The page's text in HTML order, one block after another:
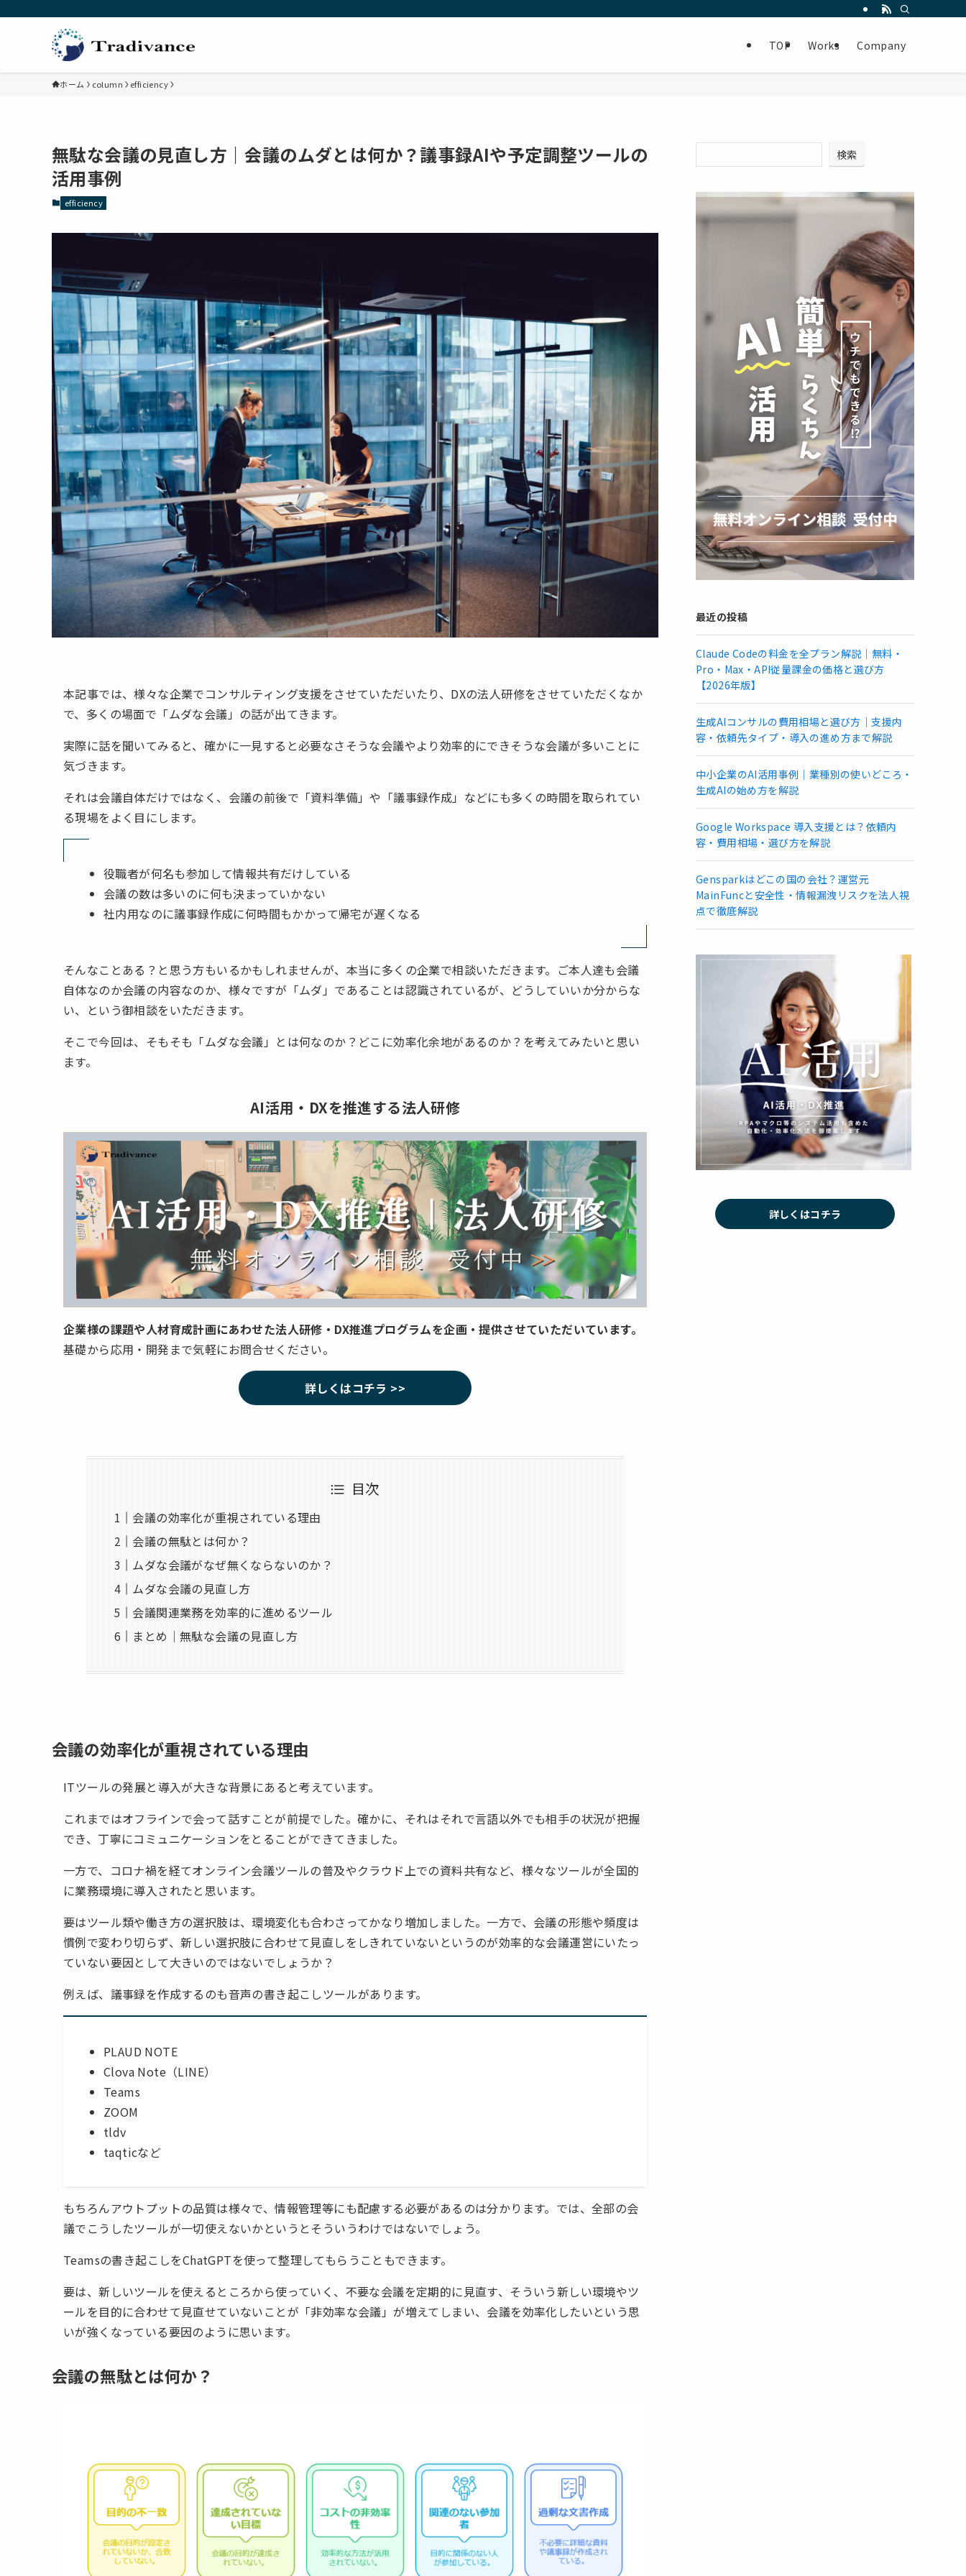
TOP Works Company
ホーム column efficiency
無駄な会議の見直し方｜会議のムダとは何か？議事録AIや予定調整ツールの
活用事例
efficiency
本記事では、様々な企業でコンサルティング支援をさせていただいたり、DXの法人研修をさせていただくなか
で、多くの場面で「ムダな会議」の話が出てきます。
実際に話を聞いてみると、確かに一見すると必要なさそうな会議やより効率的にできそうな会議が多いことに
気づきます。
それは会議自体だけではなく、会議の前後で「資料準備」や「議事録作成」などにも多くの時間を取られてい
る現場をよく目にします。
役職者が何名も参加して情報共有だけしている
会議の数は多いのに何も決まっていかない
社内用なのに議事録作成に何時間もかかって帰宅が遅くなる
そんなことある？と思う方もいるかもしれませんが、本当に多くの企業で相談いただきます。ご本人達も会議
自体なのか会議の内容なのか、様々ですが「ムダ」であることは認識されているが、どうしていいか分からな
い、という御相談をいただきます。
そこで今回は、そもそも「ムダな会議」とは何なのか？どこに効率化余地があるのか？を考えてみたいと思い
ます。
AI活用・DXを推進する法人研修
企業様の課題や人材育成計画にあわせた法人研修・DX推進プログラムを企画・提供させていただいています。
基礎から応用・開発まで気軽にお問合せください。
詳しくはコチラ >>
目次
会議の効率化が重視されている理由
会議の無駄とは何か？
ムダな会議がなぜ無くならないのか？
ムダな会議の見直し方
会議関連業務を効率的に進めるツール
まとめ｜無駄な会議の見直し方
会議の効率化が重視されている理由
ITツールの発展と導入が大きな背景にあると考えています。
これまではオフラインで会って話すことが前提でした。確かに、それはそれで言語以外でも相手の状況が把握
でき、丁寧にコミュニケーションをとることができてきました。
一方で、コロナ禍を経てオンライン会議ツールの普及やクラウド上での資料共有など、様々なツールが全国的
に業務環境に導入されたと思います。
要はツール類や働き方の選択肢は、環境変化も合わさってかなり増加しました。一方で、会議の形態や頻度は
慣例で変わり切らず、新しい選択肢に合わせて見直しをしきれていないというのが効率的な会議運営にいたっ
ていない要因として大きいのではないでしょうか？
例えば、議事録を作成するのも音声の書き起こしツールがあります。
PLAUD NOTE
Clova Note（LINE）
Teams
ZOOM
tldv
taqticなど
もちろんアウトプットの品質は様々で、情報管理等にも配慮する必要があるのは分かります。では、全部の会
議でこうしたツールが一切使えないかというとそういうわけではないでしょう。
Teamsの書き起こしをChatGPTを使って整理してもらうこともできます。
要は、新しいツールを使えるところから使っていく、不要な会議を定期的に見直す、そういう新しい環境やツ
ールを目的に合わせて見直せていないことが「非効率な会議」が増えてしまい、会議を効率化したいという思
いが強くなっている要因のように思います。
会議の無駄とは何か？
検索
最近の投稿
Claude Codeの料金を全プラン解説｜無料・
Pro・Max・API従量課金の価格と選び方
【2026年版】
生成AIコンサルの費用相場と選び方｜支援内
容・依頼先タイプ・導入の進め方まで解説
中小企業のAI活用事例｜業種別の使いどころ・
生成AIの始め方を解説
Google Workspace 導入支援とは？依頼内
容・費用相場・選び方を解説
Gensparkはどこの国の会社？運営元
MainFuncと安全性・情報漏洩リスクを法人視
点で徹底解説
詳しくはコチラ